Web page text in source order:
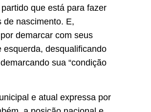
que está para fazer
de nascimento. E,
demarcar com seus
esquerda, desqualificando
sua “condição
e atual expressa por